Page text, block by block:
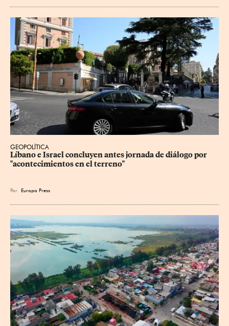
GEOPOLÍTICA
Líbano e Israel concluyen antes jornada de diálogo por
"acontecimientos en el terreno"
Por Europa Press